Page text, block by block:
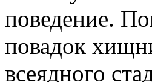
поведение.
повадок
всеядного